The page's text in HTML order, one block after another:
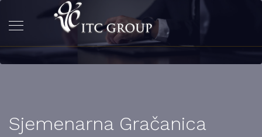
Sjemenarna Gračanica